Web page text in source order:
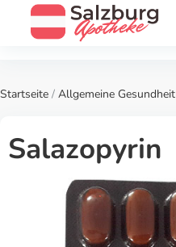
Startseite / Allgemeine Gesundheit
Salazopyrin